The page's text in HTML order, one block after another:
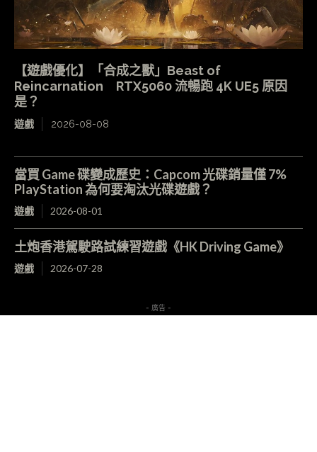
【遊戲優化】「合成之獸」Beast of
Reincarnation RTX5060 流暢跑 4K UE5 原因
是？
遊戲 2026-08-08
當買 Game 碟變成歷史：Capcom 光碟銷量僅 7%
PlayStation 為何要淘汰光碟遊戲？
遊戲 2026-08-01
土炮香港駕駛路試練習遊戲《HK Driving Game》
遊戲 2026-07-28
- 廣告 -